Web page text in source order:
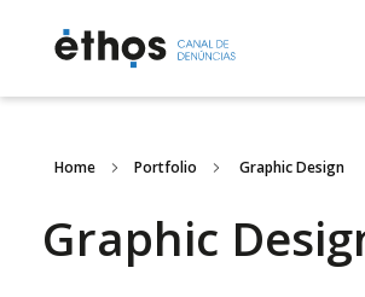
Home Portfolio Graphic Design
Graphic